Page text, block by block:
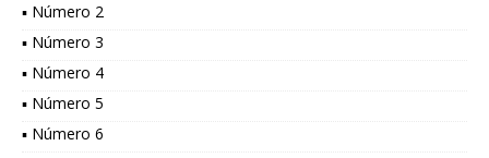
▪ Número 2
▪ Número 3
▪ Número 4
▪ Número 5
▪ Número 6